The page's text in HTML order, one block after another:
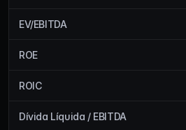
EV/EBITDA
ROE
ROIC
Dívida Líquida / EBITDA